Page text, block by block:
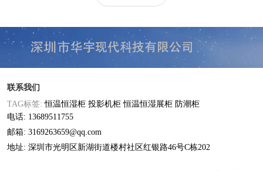
联系我们
TAG标签:恒温恒湿柜 投影机柜 恒温恒湿展柜 防潮柜
电话: 13689511755
邮箱: 3169263659@qq.com
地址: 深圳市光明区新湖街道楼村社区红银路46号C栋202